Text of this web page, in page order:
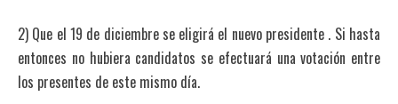
2) Que el 19 de diciembre se eligirá el nuevo presidente . Si hasta
entonces no hubiera candidatos se efectuará una votación entre
los presentes de este mismo día.